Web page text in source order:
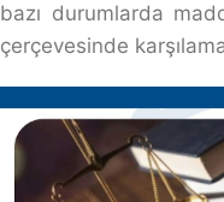
bazı durumlarda
çerçevesinde